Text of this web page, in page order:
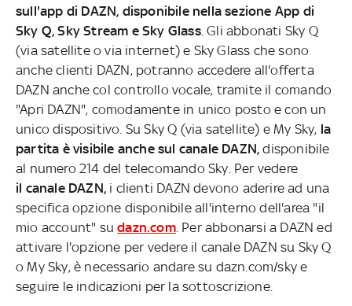
sull'app di DAZN, disponibile nella sezione App di
Sky Q, Sky Stream e Sky Glass. Gli abbonati Sky Q
(via satellite o via internet) e Sky Glass che sono
anche clienti DAZN, potranno accedere all'offerta
DAZN anche col controllo vocale, tramite il comando
"Apri DAZN", comodamente in unico posto e con un
unico dispositivo. Su Sky Q (via satellite) e My Sky, la
partita è visibile anche sul canale DAZN, disponibile
al numero 214 del telecomando Sky. Per vedere
il canale DAZN, i clienti DAZN devono aderire ad una
specifica opzione disponibile all'interno dell'area "il
mio account" sudazn.com. Per abbonarsi a DAZN ed
attivare l'opzione per vedere il canale DAZN su Sky Q
o My Sky, è necessario andare su dazn.com/sky e
seguire le indicazioni per la sottoscrizione.